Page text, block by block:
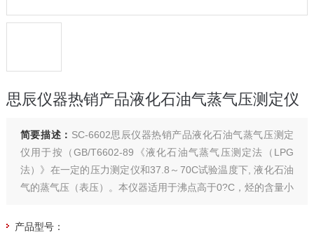
思辰仪器热销产品液化石油气蒸气压测定仪
简要描述： SC-6602思辰仪器热销产品液化石油气蒸气压测定
仪用于按（GB/T6602-89《液化石油气蒸气压测定法（LPG
法）》在一定的压力测定仪和37.8～70C试验温度下, 液化石油
气的蒸气压（表压）。本仪器适用于沸点高于0?C，烃的含量小
产品型号：